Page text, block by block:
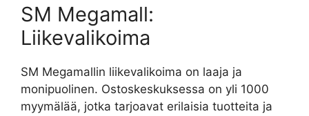
SM Megamall:
Liikevalikoima
SM Megamallin liikevalikoima on laaja ja
monipuolinen. Ostoskeskuksessa on yli 1000
myymälää, jotka tarjoavat erilaisia tuotteita ja